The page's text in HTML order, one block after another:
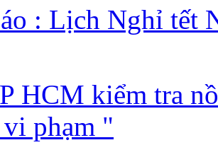
: Lịch Nghỉ tết
HCM kiểm tra
phạm "